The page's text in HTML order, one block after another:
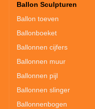
Ballon Sculpturen
Ballon toeven
Ballonboeket
Ballonnen cijfers
Ballonnen muur
Ballonnen pijl
Ballonnen slinger
Ballonnenbogen